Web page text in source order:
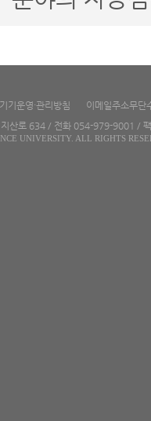
기운영·관리방침
이메일주소무단
지산로 634 / 전화 054-979-9001 /
UNIVERSITY. ALL RIGHTS